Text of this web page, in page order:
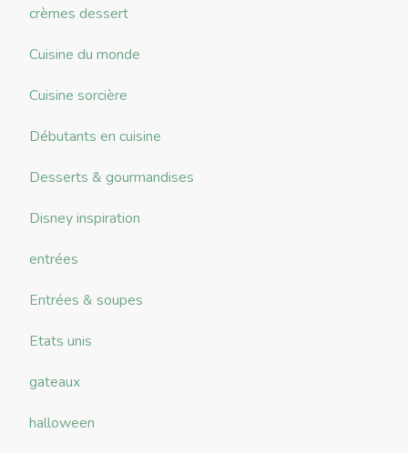
crèmes dessert
Cuisine du monde
Cuisine sorcière
Débutants en cuisine
Desserts & gourmandises
Disney inspiration
entrées
Entrées & soupes
Etats unis
gateaux
halloween